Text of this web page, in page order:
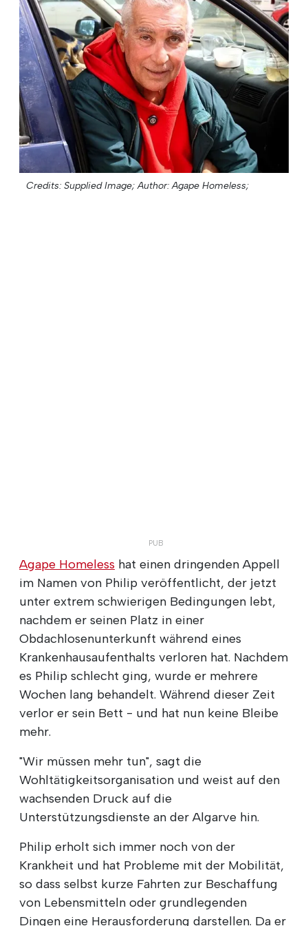
Credits: Supplied Image; Author: Agape Homeless;
Agape Homeless hat einen dringenden Appell
im Namen von Philip veröffentlicht, der jetzt
unter extrem schwierigen Bedingungen lebt,
nachdem er seinen Platz in einer
Obdachlosenunterkunft während eines
Krankenhausaufenthalts verloren hat. Nachdem
es Philip schlecht ging, wurde er mehrere
Wochen lang behandelt. Während dieser Zeit
verlor er sein Bett - und hat nun keine Bleibe
mehr.
"Wir müssen mehr tun", sagt die
Wohltätigkeitsorganisation und weist auf den
wachsenden Druck auf die
Unterstützungsdienste an der Algarve hin.
Philip erholt sich immer noch von der
Krankheit und hat Probleme mit der Mobilität,
so dass selbst kurze Fahrten zur Beschaffung
von Lebensmitteln oder grundlegenden
Dingen eine Herausforderung darstellen. Da er